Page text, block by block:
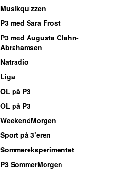
Musikquizzen
P3 med Sara Frost
P3 med Augusta Glahn-
Abrahamsen
Natradio
Liga
OL på P3
OL på P3
WeekendMorgen
Sport på 3’eren
Sommereksperimentet
P3 SommerMorgen